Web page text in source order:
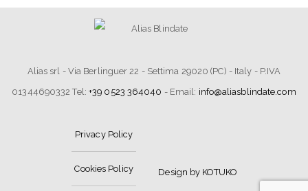
Alias srl - Via Berlinguer 22 - Settima 29020 (PC) - Italy - P.IVA
01344690332 Tel: +39 0523 364040 - Email: info@aliasblindate.com
Privacy Policy
Cookies Policy Design by KOTUKO